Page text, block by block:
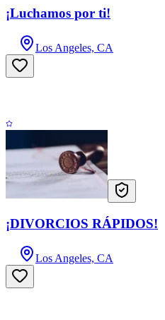
¡Luchamos por ti!
Los Angeles, CA
¡DIVORCIOS RÁPIDOS!
Los Angeles, CA